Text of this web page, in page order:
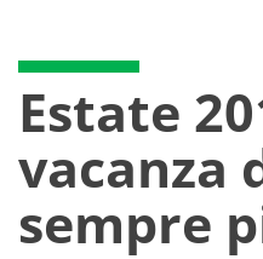
Estate
vacanza
sempre